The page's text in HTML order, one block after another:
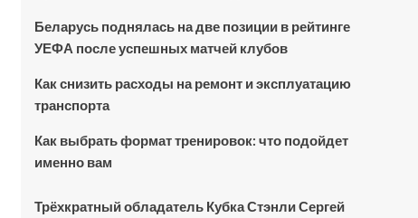
Беларусь поднялась на две позиции в рейтинге
УЕФА после успешных матчей клубов
Как снизить расходы на ремонт и эксплуатацию
транспорта
Как выбрать формат тренировок: что подойдет
именно вам
Трёхкратный обладатель Кубка Стэнли Сергей